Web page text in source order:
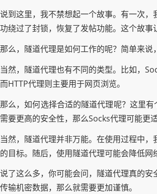
说到这里，我不禁想起一个故事。有一次
功绕过了封锁，恢复了发帖功能。这个故
那么，隧道代理是如何工作的呢？简单来
当然，隧道代理也有不同的类型。比如，
而HTTP代理则主要用于网页浏览。
那么，如何选择合适的隧道代理呢？这里
需要更高的安全性，那么Socks代理可能更适
当然，隧道代理并非万能。在使用过程中
的目标。随后，使用隧道代理可能会降低
说了这么多，你可能会问，隧道代理真的
传输机密数据，那么就需要更加谨慎。